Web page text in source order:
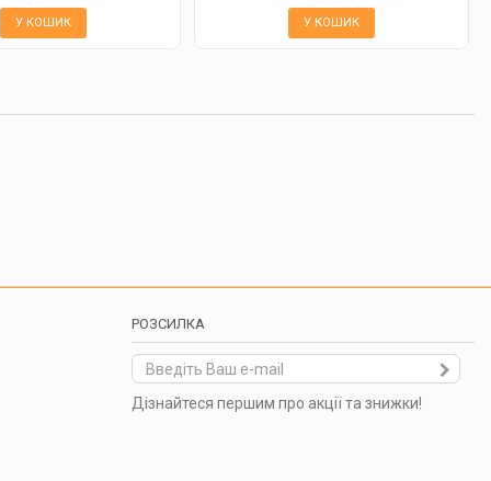
У КОШИК У КОШИК
РОЗСИЛКА
Дізнайтеся першим про акції та знижки!